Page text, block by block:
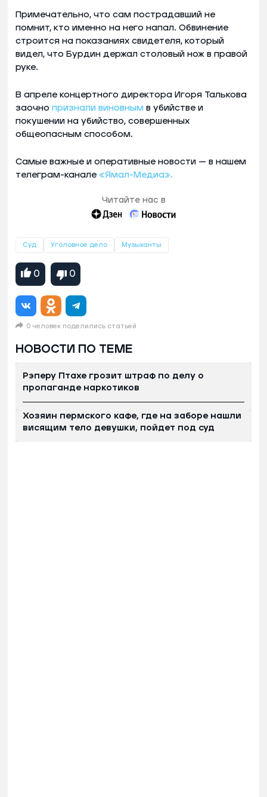
Примечательно, что сам пострадавший не
помнит, кто именно на него напал. Обвинение
строится на показаниях свидетеля, который
видел, что Бурдин держал столовый нож в правой
руке.
В апреле концертного директора Игоря Талькова
заочно признали виновным в убийстве и
покушении на убийство, совершенных
общеопасным способом.
Самые важные и оперативные новости — в нашем
телеграм-канале «Ямал-Медиа».
Читайте нас в
Суд Уголовное дело Музыканты
0 0
0 человек поделились статьей
НОВОСТИ ПО ТЕМЕ
Рэперу Птахе грозит штраф по делу о
пропаганде наркотиков
Хозяин пермского кафе, где на заборе нашли
висящим тело девушки, пойдет под суд